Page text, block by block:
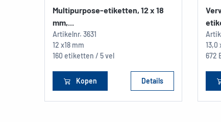
Multipurpose-etiketten, 12 x 18
mm,...
Artikelnr. 3631
12 x18 mm
160 etiketten / 5 vel
Kopen Details
13,0
672